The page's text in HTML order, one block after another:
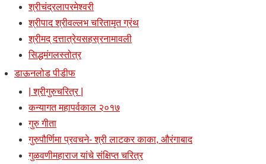
श्रीचंद्रलापरमेश्वरी
श्रीपाद श्रीवल्लभ चरितामृत ग्रंथ
श्रीमद् दत्तात्रेयसहस्रनामावली
सिद्धमंगलस्तोत्र
डाऊनलोड पीडीफ
| श्रीगुरुचरित्र |
कन्यागत महापर्वकाल २०१७
गुरु गीता
गुरुपौर्णिमा प्रवचने- श्री लाटकर काका, औरंगाबाद
गुळवणीमहाराज यांचे संक्षिप्त चरित्र